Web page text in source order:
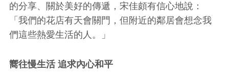
的分享、關於美好的傳遞，宋佳頗有信心地說：
「我們的花店有天會關門，但附近的鄰居會想念我
們這些熱愛生活的人。」
嚮往慢生活 追求內心和平